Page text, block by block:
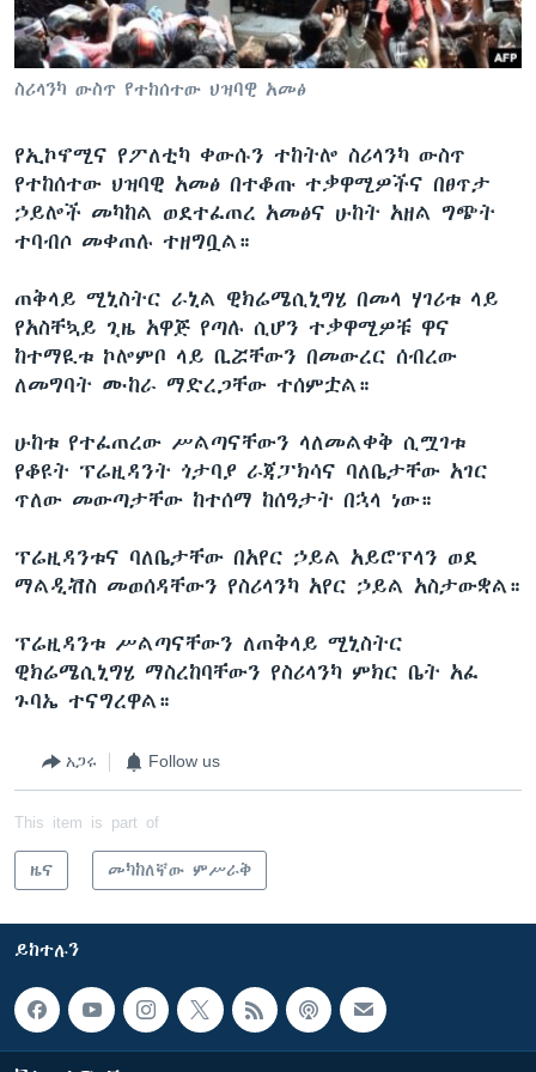
ቋንቋዎች
ስሪላንካ ውስጥ የተከሰተው ህዝባዊ አመፅ
የኢኮኖሚና የፖለቲካ ቀውሱን ተከትሎ ስሪላንካ ውስጥ
የተከሰተው ህዝባዊ አመፅ በተቆጡ ተቃዋሚዎችና በፀጥታ
ኃይሎች መካከል ወደተፈጠረ አመፅና ሁከት አዘል ግጭት
ተባብሶ መቀጠሉ ተዘግቧል።
ጠቅላይ ሚኒስትር ራኒል ዊክሬሜሲኒግሄ በመላ ሃገሪቱ ላይ
የአስቸኳይ ጊዜ አዋጅ የጣሉ ሲሆን ተቃዋሚዎቹ ዋና
ከተማዪቱ ኮሎምቦ ላይ ቢሯቸውን በመውረር ሰብረው
ለመግባት ሙከራ ማድረጋቸው ተሰምቷል።
ሁከቱ የተፈጠረው ሥልጣናቸውን ላለመልቀቅ ሲሟገቱ
የቆዩት ፕሬዚዳንት ጎታባያ ራጃፓክሳና ባለቤታቸው አገር
ጥለው መውጣታቸው ከተሰማ ከሰዓታት በኋላ ነው።
ፕሬዚዳንቱና ባለቤታቸው በአየር ኃይል አይሮፕላን ወደ
ማልዲቭስ መወሰዳቸውን የስሪላንካ አየር ኃይል አስታውቋል።
ፕሬዚዳንቱ ሥልጣናቸውን ለጠቅላይ ሚኒስትር
ዊክሬሜሲኒግሄ ማስረከባቸውን የስሪላንካ ምክር ቤት አፈ
ጉባኤ ተናግረዋል።
አጋሩ Follow us
This item is part of
ዜና መካከለኛው ምሥራቅ
ይከተሉን